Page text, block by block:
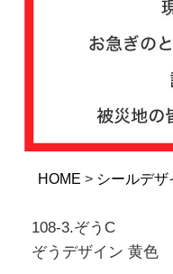
HOME シールデ
108-3.ぞうC
ぞうデザイン 黄色